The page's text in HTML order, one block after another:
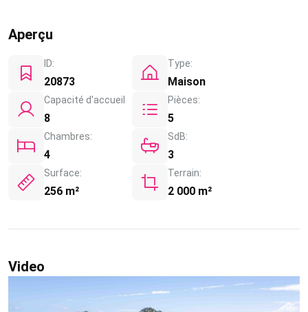
Aperçu
ID:
20873
Type:
Maison
Capacité d'accueil
8
Pièces:
5
Chambres:
4
SdB:
3
Surface:
256 m²
Terrain:
2 000 m²
Video